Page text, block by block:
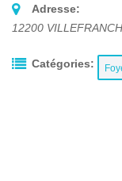
Adresse:
12200
Catégories: